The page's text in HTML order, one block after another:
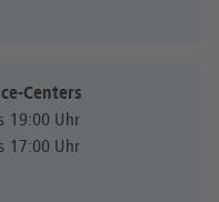
Centers
19:00 Uhr
17:00 Uhr